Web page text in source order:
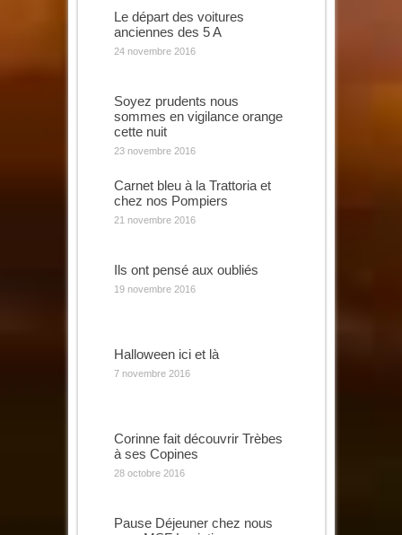
Le départ des voitures
anciennes des 5 A
24 novembre 2016
Soyez prudents nous
sommes en vigilance orange
cette nuit
23 novembre 2016
Carnet bleu à la Trattoria et
chez nos Pompiers
21 novembre 2016
Ils ont pensé aux oubliés
19 novembre 2016
Halloween ici et là
7 novembre 2016
Corinne fait découvrir Trèbes
à ses Copines
28 octobre 2016
Pause Déjeuner chez nous